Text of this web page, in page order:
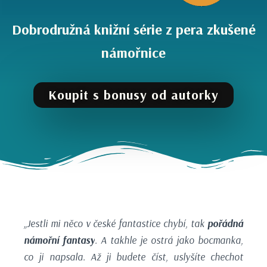
Dobrodružná knižní série z pera zkušené
námořnice
Koupit s bonusy od autorky
Jestli mi něco v české fantastice chybí, tak pořádná
námořní fantasy. A takhle je ostrá jako bocmanka,
co ji napsala. Až ji budete číst, uslyšíte chechot